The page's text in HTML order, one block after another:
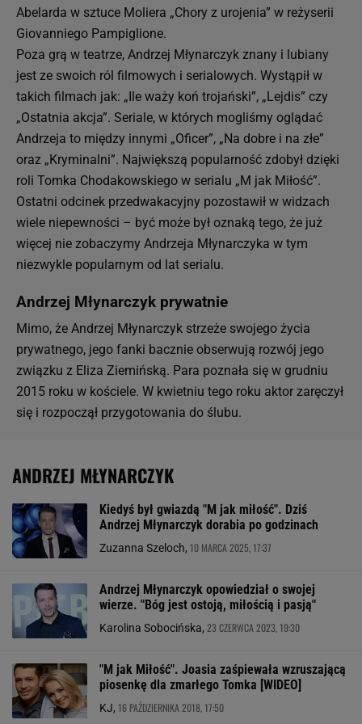
Abelarda w sztuce Moliera „Chory z urojenia” w reżyserii
Giovanniego Pampiglione.
Poza grą w teatrze, Andrzej Młynarczyk znany i lubiany
jest ze swoich ról filmowych i serialowych. Wystąpił w
takich filmach jak: „Ile waży koń trojański”, „Lejdis” czy
„Ostatnia akcja”. Seriale, w których mogliśmy oglądać
Andrzeja to między innymi „Oficer”, „Na dobre i na złe”
oraz „Kryminalni”. Największą popularność zdobył dzięki
roli Tomka Chodakowskiego w serialu „M jak Miłość”.
Ostatni odcinek przedwakacyjny pozostawił w widzach
wiele niepewności – być może był oznaką tego, że już
więcej nie zobaczymy Andrzeja Młynarczyka w tym
niezwykle popularnym od lat serialu.
Andrzej Młynarczyk prywatnie
Mimo, że Andrzej Młynarczyk strzeże swojego życia
prywatnego, jego fanki bacznie obserwują rozwój jego
związku z Eliza Ziemińską. Para poznała się w grudniu
2015 roku w kościele. W kwietniu tego roku aktor zaręczył
się i rozpoczął przygotowania do ślubu.
ANDRZEJ MŁYNARCZYK
Kiedyś był gwiazdą "M jak miłość". Dziś
Andrzej Młynarczyk dorabia po godzinach
Zuzanna Szeloch, 10 MARCA 2025, 17:37
Andrzej Młynarczyk opowiedział o swojej
wierze. "Bóg jest ostoją, miłością i pasją"
Karolina Sobocińska, 23 CZERWCA 2023, 19:30
"M jak Miłość". Joasia zaśpiewała wzruszającą
piosenkę dla zmarłego Tomka [WIDEO]
KJ, 16 PAŹDZIERNIKA 2018, 17:50